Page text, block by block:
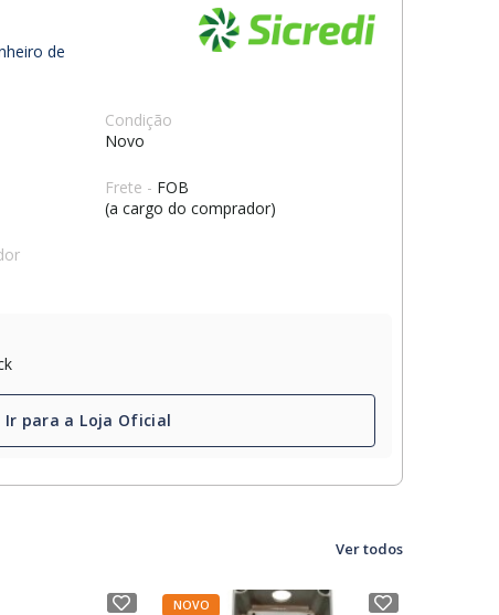
de
Condição
Novo
Frete - FOB
(a cargo do comprador)
Ir para a Loja Oficial
Ver todos
NOVO